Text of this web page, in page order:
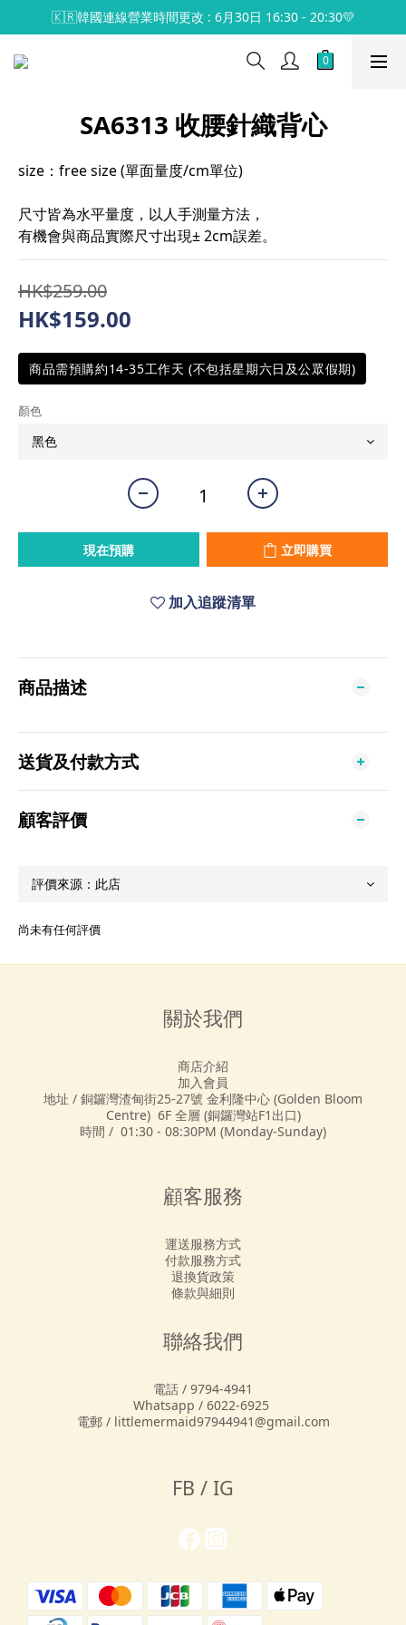
🇰🇷韓國連線營業時間更改 : 6月30日 16:30 - 20:30💛
SA6313 收腰針織背心
size：free size (單面量度/cm單位)
尺寸皆為水平量度，以人手測量方法，
有機會與商品實際尺寸出現± 2cm誤差。
HK$259.00
HK$159.00
商品需預購約14-35工作天 (不包括星期六日及公眾假期)
顏色
現在預購 立即購買
加入追蹤清單
商品描述
送貨及付款方式
顧客評價
尚未有任何評價
關於我們
商店介紹
加入會員
地址 / 銅鑼灣渣甸街25-27號 金利隆中心 (Golden Bloom
Centre) 6F 全層 (銅鑼灣站F1出口)
時間 / 01:30 - 08:30PM (Monday-Sunday)
顧客服務
運送服務方式
付款服務方式
退換貨政策
條款與細則
聯絡我們
電話 / 9794-4941
Whatsapp / 6022-6925
電郵 / littlemermaid97944941@gmail.com
FB / IG